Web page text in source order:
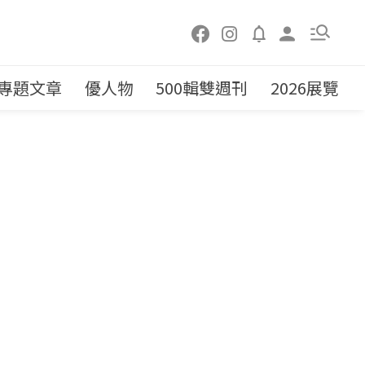
題文章 優人物 500輯雙週刊 2026展覽